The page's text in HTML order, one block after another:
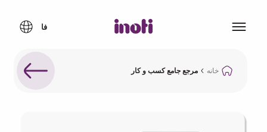
خانه مرجع جامع کسب و کار